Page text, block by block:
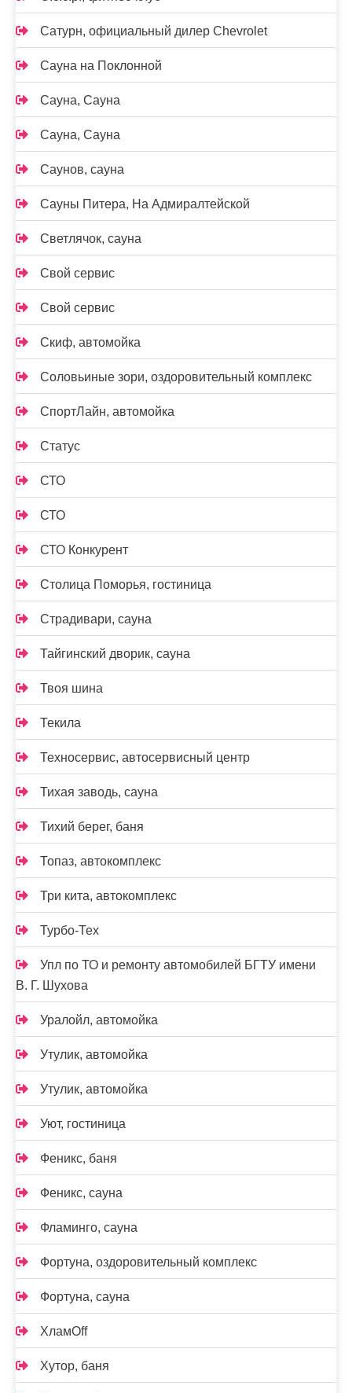
Сатурн, официальный дилер Chevrolet
Сауна на Поклонной
Сауна, Сауна
Сауна, Сауна
Саунов, сауна
Сауны Питера, На Адмиралтейской
Светлячок, сауна
Свой сервис
Свой сервис
Скиф, автомойка
Соловьиные зори, оздоровительный комплекс
СпортЛайн, автомойка
Статус
СТО
СТО
СТО Конкурент
Столица Поморья, гостиница
Страдивари, сауна
Тайгинский дворик, сауна
Твоя шина
Текила
Техносервис, автосервисный центр
Тихая заводь, сауна
Тихий берег, баня
Топаз, автокомплекс
Три кита, автокомплекс
Турбо-Тех
Упл по ТО и ремонту автомобилей БГТУ имени
В. Г. Шухова
Уралойл, автомойка
Утулик, автомойка
Утулик, автомойка
Уют, гостиница
Феникс, баня
Феникс, сауна
Фламинго, сауна
Фортуна, оздоровительный комплекс
Фортуна, сауна
ХламOff
Хутор, баня